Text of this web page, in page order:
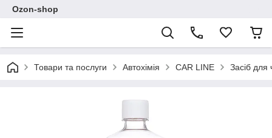
Ozon-shop
Товари та послуги Автохімія CAR LINE Засіб для